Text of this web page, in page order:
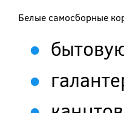
Белые самосборные